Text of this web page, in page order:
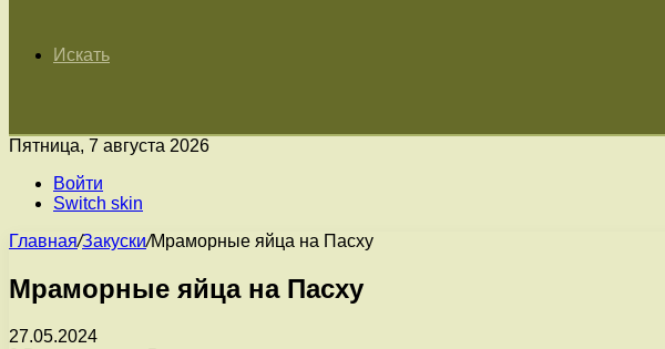
Искать
Пятница, 7 августа 2026
Войти
Switch skin
Главная/Закуски/Мраморные яйца на Пасху
Мраморные яйца на Пасху
27.05.2024